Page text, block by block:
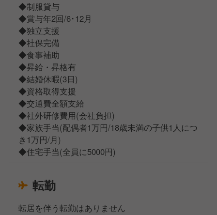
◆制服貸与
◆賞与年2回/6･12月
◆独立支援
◆社保完備
◆食事補助
◆昇給・昇格有
◆結婚休暇(3日)
◆資格取得支援
◆交通費全額支給
◆社外研修費用(会社負担)
◆家族手当(配偶者1万円/18歳未満の子供1人につ
き1万円/月)
◆住宅手当(全員に5000円)
転勤
転居を伴う転勤はありません